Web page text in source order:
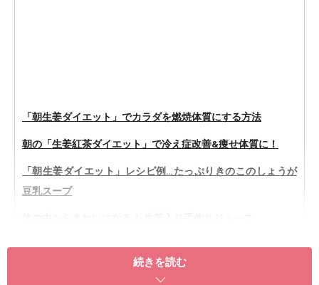
「朝生姜ダイエット」でカラダを燃焼体質にする方法
朝の「生姜紅茶ダイエット」で冷え症改善&痩せ体質に！
「朝生姜ダイエット」レシピ例…たっぷりきのこのしょうが
豆乳スープ
自家製インスタント！ ねぎ生姜味噌スープ
続きを読む